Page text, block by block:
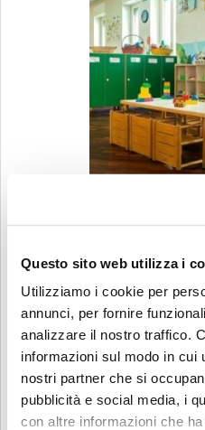
Questo sito web utilizza i
Utilizziamo i cookie per
annunci, per fornire
analizzare il nostro traffico.
informazioni sul modo in cui
nostri partner che si
pubblicità e social media, i
con altre informazioni che